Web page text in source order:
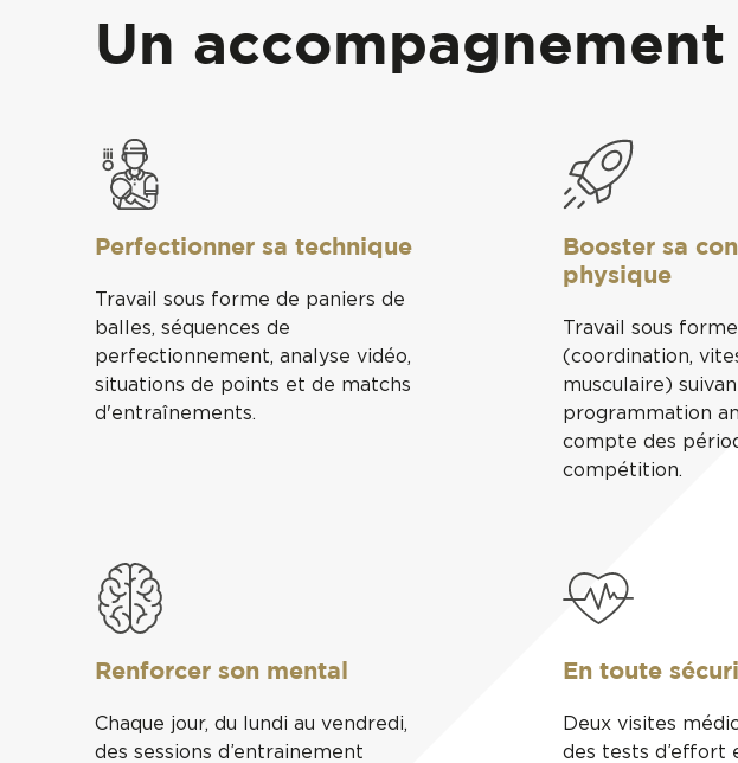
Un
Perfectionner sa technique
Travail sous forme de paniers de
balles, séquences de
perfectionnement, analyse vidéo,
situations de points et de matchs
d'entraînements.
Booster sa
physique
Travail sous
(coordination,
musculaire)
programmation
compte des
compétition.
Renforcer son mental
Chaque jour, du lundi au vendredi,
des sessions d’entrainement
En toute
Deux visites
des tests d’effort